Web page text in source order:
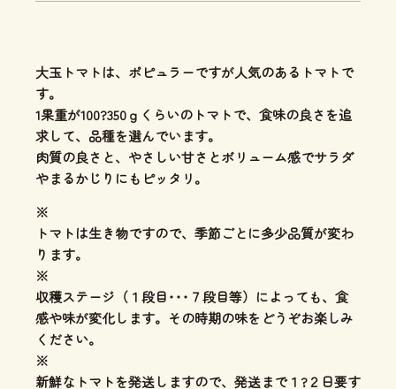
大玉トマトは、ポピュラーですが人気のあるトマトで
す。
1果重が100?350ｇくらいのトマトで、食味の良さを追
求して、品種を選んでいます。
肉質の良さと、やさしい甘さとボリューム感でサラダ
やまるかじりにもピッタリ。
※
トマトは生き物ですので、季節ごとに多少品質が変わ
ります。
※
収穫ステージ（１段目･･･７段目等）によっても、食
感や味が変化します。その時期の味をどうぞお楽しみ
ください。
※
新鮮なトマトを発送しますので、発送まで１?２日要す